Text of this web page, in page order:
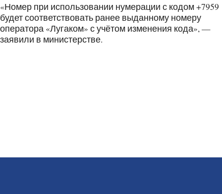
«Номер при использовании нумерации с кодом +7959
будет соответствовать ранее выданному номеру
оператора «Лугаком» с учётом изменения кода», —
заявили в министерстве.